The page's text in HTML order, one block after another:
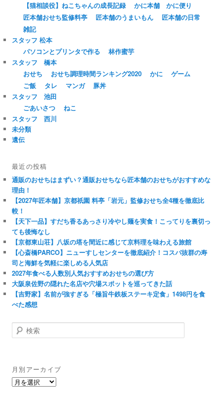
【猫相談役】ねこちゃんの成長記録
かに本舗 かに便り
匠本舗おせち監修料亭
匠本舗のうまいもん
匠本舗の日常
雑記
スタッフ 松本
パソコンとプリンタで作る
林作蜜芋
スタッフ 橋本
おせち
おせち調理時間ランキング2020 かに
ゲーム
ご飯
タレ マンガ
豚丼
スタッフ 池田
ごあいさつ
ねこ
スタッフ 西川
未分類
遺伝
最近の投稿
通販のおせちはまずい？通販おせちなら匠本舗のおせちがおすすめな
理由！
【2027年匠本舗】京都祇園 料亭「岩元」監修おせち全4種を徹底比
較！
【天下一品】すだち香るあっさり冷やし麺を実食！こってりを裏切っ
ても後悔なし
【京都東山荘】八坂の塔を間近に感じて京料理を味わえる旅館
【心斎橋PARCO】ニューすしセンターを徹底紹介！コスパ抜群の寿
司と海鮮を気軽に楽しめる人気店
2027年食べる人数別人気おすすめおせちの選び方
大阪泉佐野の隠れた名店や穴場スポットを巡ってきた話
【吉野家】名前が強すぎる「極旨牛鉄板ステーキ定食」1498円を食
べた感想
検
索
月別アーカイブ
月